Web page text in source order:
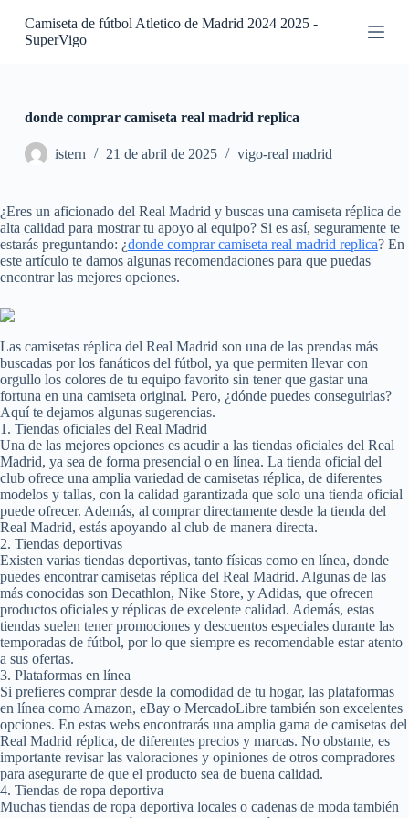
S
e
n
i
d
o
Camiseta de fútbol Atletico de Madrid 2024 2025 -
SuperVigo
donde comprar camiseta real madrid replica
istern 21 de abril de 2025 vigo-real madrid
¿Eres un aficionado del Real Madrid y buscas una camiseta réplica de
alta calidad para mostrar tu apoyo al equipo? Si es así, seguramente te
estarás preguntando: ¿donde comprar camiseta real madrid replica? En
este artículo te damos algunas recomendaciones para que puedas
encontrar las mejores opciones.
Las camisetas réplica del Real Madrid son una de las prendas más
buscadas por los fanáticos del fútbol, ya que permiten llevar con
orgullo los colores de tu equipo favorito sin tener que gastar una
fortuna en una camiseta original. Pero, ¿dónde puedes conseguirlas?
Aquí te dejamos algunas sugerencias.
1. Tiendas oficiales del Real Madrid
Una de las mejores opciones es acudir a las tiendas oficiales del Real
Madrid, ya sea de forma presencial o en línea. La tienda oficial del
club ofrece una amplia variedad de camisetas réplica, de diferentes
modelos y tallas, con la calidad garantizada que solo una tienda oficial
puede ofrecer. Además, al comprar directamente desde la tienda del
Real Madrid, estás apoyando al club de manera directa.
2. Tiendas deportivas
Existen varias tiendas deportivas, tanto físicas como en línea, donde
puedes encontrar camisetas réplica del Real Madrid. Algunas de las
más conocidas son Decathlon, Nike Store, y Adidas, que ofrecen
productos oficiales y réplicas de excelente calidad. Además, estas
tiendas suelen tener promociones y descuentos especiales durante las
temporadas de fútbol, por lo que siempre es recomendable estar atento
a sus ofertas.
3. Plataformas en línea
Si prefieres comprar desde la comodidad de tu hogar, las plataformas
en línea como Amazon, eBay o MercadoLibre también son excelentes
opciones. En estas webs encontrarás una amplia gama de camisetas del
Real Madrid réplica, de diferentes precios y marcas. No obstante, es
importante revisar las valoraciones y opiniones de otros compradores
para asegurarte de que el producto sea de buena calidad.
4. Tiendas de ropa deportiva
Muchas tiendas de ropa deportiva locales o cadenas de moda también